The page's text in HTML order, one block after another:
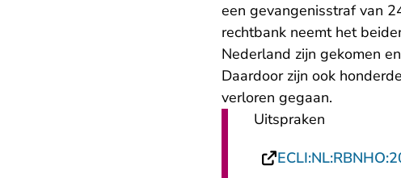
een gevangenisstraf van
rechtbank neemt het
Nederland zijn gekomen
Daardoor zijn ook
verloren gegaan.
Uitspraken